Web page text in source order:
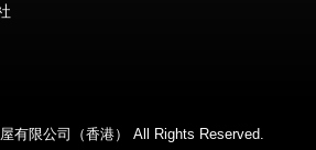
有限公司（香港） All Rights Reserved.